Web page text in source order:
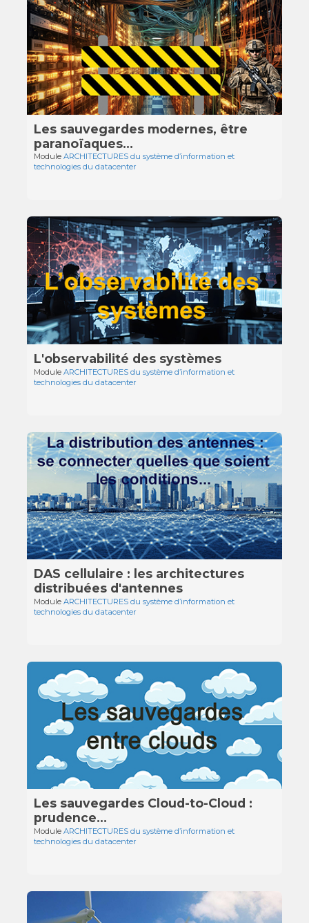
Les sauvegardes modernes, être
paranoïaques...
ModuleARCHITECTURES du système d’information et
technologies du datacenter
L'observabilité des systèmes
ModuleARCHITECTURES du système d’information et
technologies du datacenter
DAS cellulaire : les architectures
distribuées d'antennes
ModuleARCHITECTURES du système d’information et
technologies du datacenter
Les sauvegardes Cloud-to-Cloud :
prudence...
ModuleARCHITECTURES du système d’information et
technologies du datacenter